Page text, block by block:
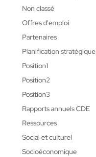
Non classé
Offres d'emploi
Partenaires
Planification stratégique
Position1
Position2
Position3
Rapports annuels CDE
Ressources
Social et culturel
Socioéconomique